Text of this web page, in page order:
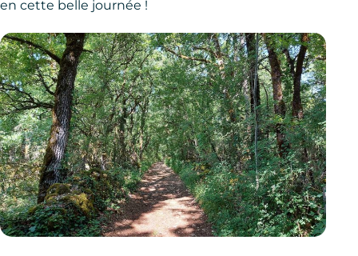
en cette belle journée !